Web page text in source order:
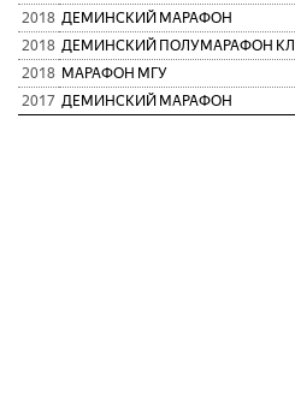
2018 ДЕМИНСКИЙ МАРАФОН
2018 ДЕМИНСКИЙ ПОЛУМАРАФОН КЛ
2018 МАРАФОН МГУ
2017 ДЕМИНСКИЙ МАРАФОН